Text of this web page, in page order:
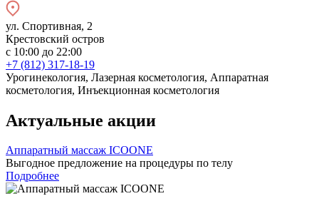
ул. Спортивная, 2
Крестовский остров
с 10:00 до 22:00
+7 (812) 317-18-19
Урогинекология, Лазерная косметология, Аппаратная
косметология, Инъекционная косметология
Актуальные акции
Аппаратный массаж ICOONE
Выгодное предложение на процедуры по телу
Подробнее